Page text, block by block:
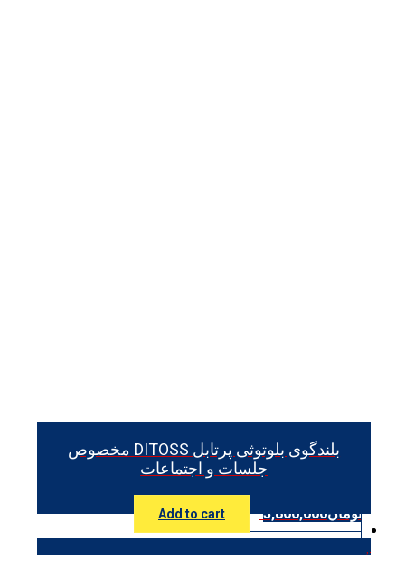
بلندگوی بلوتوثی پرتابل DITOSS مخصوص
جلسات و اجتماعات
تومان3,800,000
Add to cart